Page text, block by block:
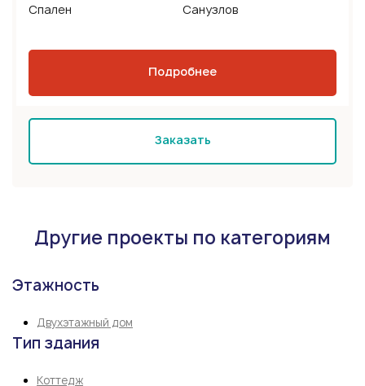
Спален Санузлов
Подробнее
Заказать
Другие проекты по категориям
Этажность
Двухэтажный дом
Тип здания
Коттедж